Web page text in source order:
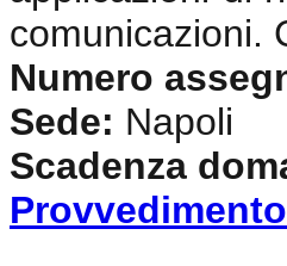
comunicazioni.
Numero
Sede: Napoli
Scadenza